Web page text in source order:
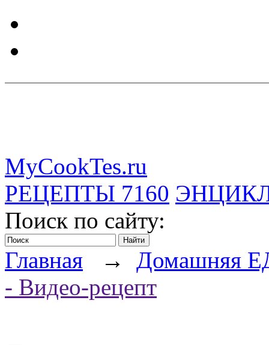
MyCookTes.ru
РЕЦЕПТЫ 7160
Поиск по сайту:
Главная → Домашняя
- Видео-рецепт